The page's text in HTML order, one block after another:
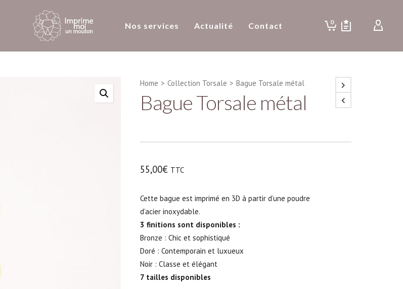
Nos services Actualité Contact 0
Home > Collection Torsale > Bague Torsale métal
Bague Torsale métal
55,00€ TTC
Cette bague est imprimé en 3D à partir d’une poudre
d’acier inoxydable.
3 finitions sont disponibles :
Bronze : Chic et sophistiqué
Doré : Contemporain et luxueux
Noir : Classe et élégant
7 tailles disponibles